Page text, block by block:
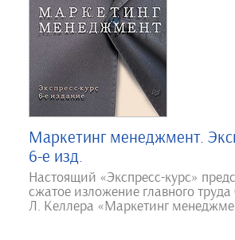
Маркетинг менеджмент.
6-е изд.
Настоящий «Экспресс-курс»
сжатое изложение главного
Л. Келлера «Маркетинг